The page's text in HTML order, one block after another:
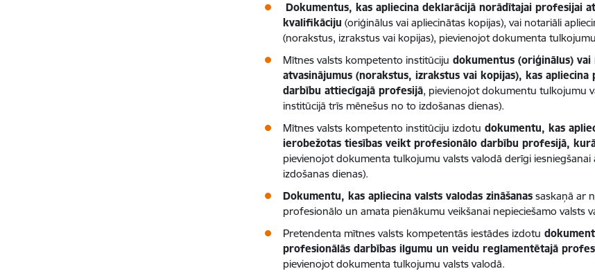
Dokumentus, kas apliecina deklarācijā norādītajai profesijai
kvalifikāciju (oriģinālus vai apliecinātas kopijas), vai notariāli
(norakstus, izrakstus vai kopijas), pievienojot dokumenta
Mītnes valsts kompetento institūciju dokumentus (oriģinālus)
atvasinājumus (norakstus, izrakstus vai kopijas), kas
darbību attiecīgajā profesijā, pievienojot dokumentu tulkojumu
institūcijā trīs mēnešus no to izdošanas dienas).
Mītnes valsts kompetento institūciju izdotu dokumentu, kas
ierobežotas tiesības veikt profesionālo darbību profesijā,
pievienojot dokumenta tulkojumu valsts valodā derīgi
izdošanas dienas).
Dokumentu, kas apliecina valsts valodas zināšanas saskaņā ar
profesionālo un amata pienākumu veikšanai nepieciešamo valsts
Pretendenta mītnes valsts kompetentās iestādes izdotu
profesionālās darbības ilgumu un veidu reglamentētajā
pievienojot dokumenta tulkojumu valsts valodā.